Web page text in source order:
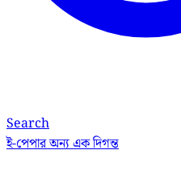
Search
ই-পেপারঅন্য এক দিগন্ত